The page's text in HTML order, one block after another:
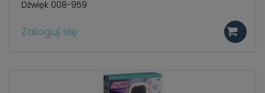
Dźwięk 008-959
Zaloguj się